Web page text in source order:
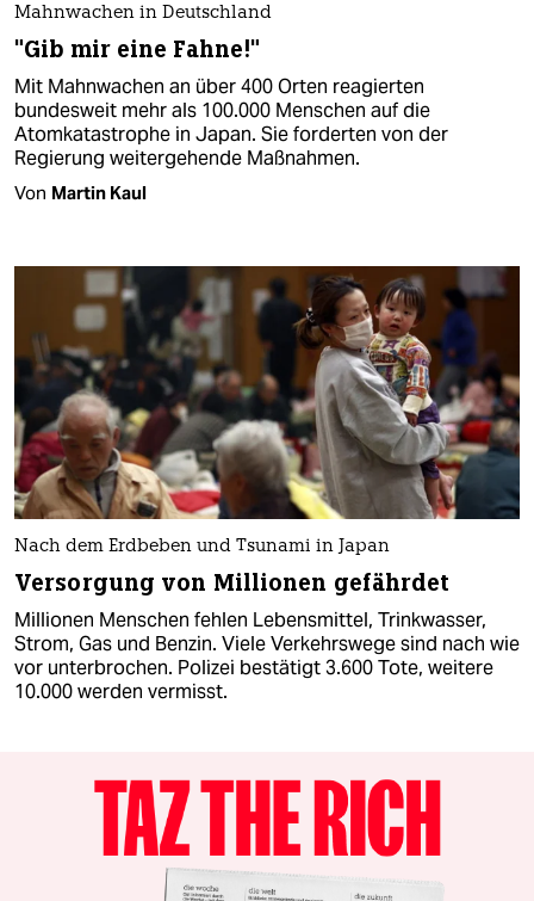
Mahnwachen in Deutschland
"Gib mir eine Fahne!"
Mit Mahnwachen an über 400 Orten reagierten
bundesweit mehr als 100.000 Menschen auf die
Atomkatastrophe in Japan. Sie forderten von der
Regierung weitergehende Maßnahmen.
Von Martin Kaul
Nach dem Erdbeben und Tsunami in Japan
Versorgung von Millionen gefährdet
Millionen Menschen fehlen Lebensmittel, Trinkwasser,
Strom, Gas und Benzin. Viele Verkehrswege sind nach wie
vor unterbrochen. Polizei bestätigt 3.600 Tote, weitere
10.000 werden vermisst.